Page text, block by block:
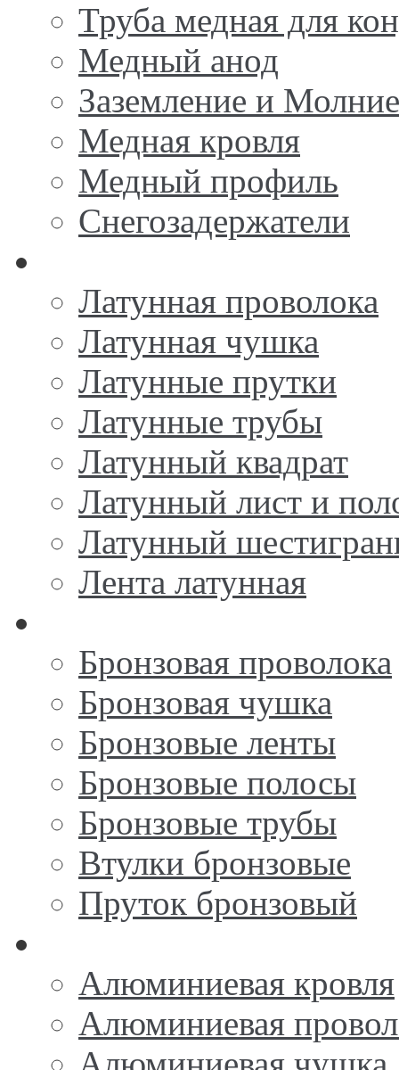
Труба медная для
Медный анод
Заземление и
Медная кровля
Медный профиль
Снегозадержатели
Латунная проволока
Латунная чушка
Латунные прутки
Латунные трубы
Латунный квадрат
Латунный лист и
Латунный
Лента латунная
Бронзовая проволока
Бронзовая чушка
Бронзовые ленты
Бронзовые полосы
Бронзовые трубы
Втулки бронзовые
Пруток бронзовый
Алюминиевая кровля
Алюминиевая